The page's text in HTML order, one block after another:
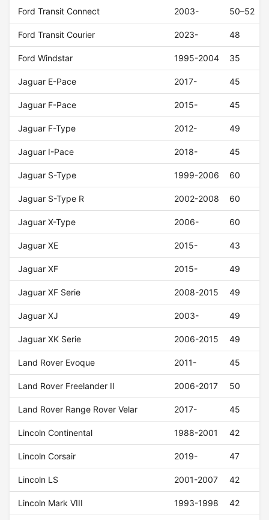
Ford Transit Connect 2003- 50–52
Ford Transit Courier 2023- 48
Ford Windstar 1995-2004 35
Jaguar E-Pace 2017- 45
Jaguar F-Pace 2015- 45
Jaguar F-Type 2012- 49
Jaguar I-Pace 2018- 45
Jaguar S-Type 1999-2006 60
Jaguar S-Type R 2002-2008 60
Jaguar X-Type 2006- 60
Jaguar XE 2015- 43
Jaguar XF 2015- 49
Jaguar XF Serie 2008-2015 49
Jaguar XJ 2003- 49
Jaguar XK Serie 2006-2015 49
Land Rover Evoque 2011- 45
Land Rover Freelander II 2006-2017 50
Land Rover Range Rover Velar 2017- 45
Lincoln Continental 1988-2001 42
Lincoln Corsair 2019- 47
Lincoln LS 2001-2007 42
Lincoln Mark VIII 1993-1998 42